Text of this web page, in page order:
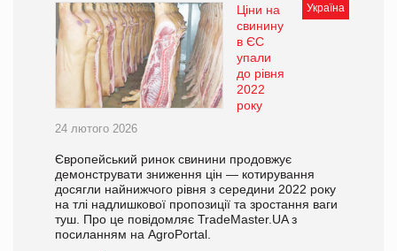
Україна
Ціни на
свинину
в ЄС
упали
до рівня
2022
року
24 лютого 2026
Європейський ринок свинини продовжує
демонструвати зниження цін — котирування
досягли найнижчого рівня з середини 2022 року
на тлі надлишкової пропозиції та зростання ваги
туш. Про це повідомляє TradeMaster.UA з
посиланням на AgroPortal.